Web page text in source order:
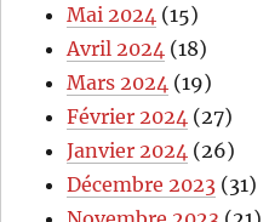
Mai 2024 (15)
Avril 2024 (18)
Mars 2024 (19)
Février 2024 (27)
Janvier 2024 (26)
Décembre 2023 (31)